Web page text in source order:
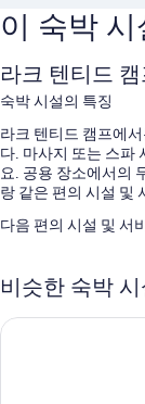
이 숙박
라크 텐티드 캠
숙박 시설의 특징
라크 텐티드 캠프에
다. 마사지 또는 스파
요. 공용 장소에서의
랑 같은 편의 시설 및
다음 편의 시설 및 서
금연 시설, 짐 보
귀중품 보관함(프
비슷한 숙박 시
탄 마이